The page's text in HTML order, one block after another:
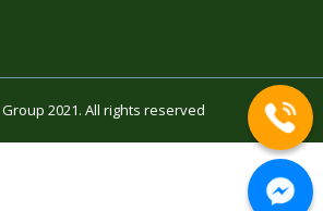
2021. All rights reserved